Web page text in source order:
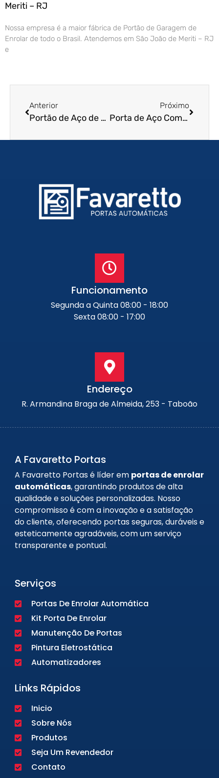
Meriti – RJ
Nossa empresa é a maior fábrica de Portão de Garagem de
Enrolar de todo o Brasil. Atendemos em São João de Meriti – RJ
e
Anterior
Portão de Aço de Enrolar em Guarulhos – SP
Próximo
Porta de Aço Comercial em Jaú – SP
Funcionamento
Segunda a Quinta 08:00 - 18:00
Sexta 08:00 - 17:00
Endereço
R. Armandina Braga de Almeida, 253 - Taboão
A Favaretto Portas
A Favaretto Portas é líder em portas de enrolar
automáticas, garantindo produtos de alta
qualidade e soluções personalizadas. Nosso
compromisso é com a inovação e a satisfação
do cliente, oferecendo portas seguras, duráveis e
esteticamente agradáveis, com um serviço
transparente e pontual.
Serviços
Portas De Enrolar Automática
Kit Porta De Enrolar
Manutenção De Portas
Pintura Eletrostática
Automatizadores
Links Rápidos
Inicio
Sobre Nós
Produtos
Seja Um Revendedor
Contato